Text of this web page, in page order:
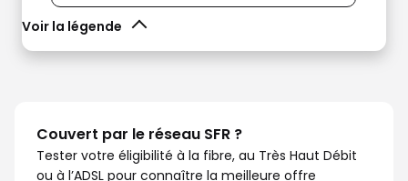
Voir la légende
Couvert par le réseau SFR ?
Tester votre éligibilité à la fibre, au Très Haut Débit
ou à l’ADSL pour connaître la meilleure offre